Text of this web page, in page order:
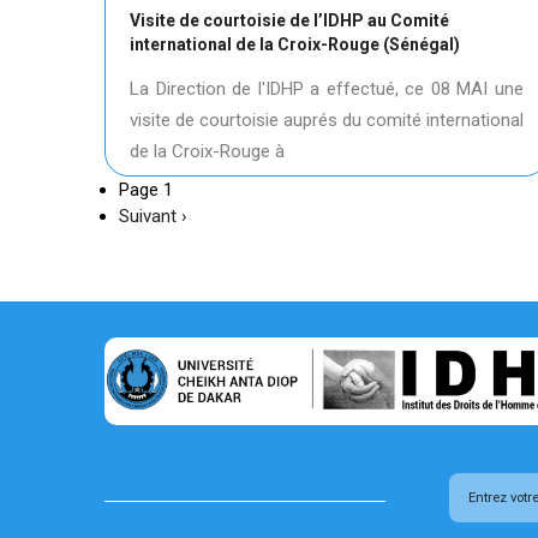
Visite de courtoisie de l’IDHP au Comité
international de la Croix-Rouge (Sénégal)
La Direction de l'IDHP a effectué, ce 08 MAI une
visite de courtoisie auprés du comité international
de la Croix-Rouge à
Page 1
Page
Suivant ›